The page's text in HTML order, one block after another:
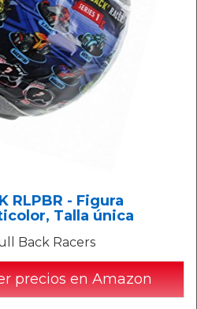
RLPBR - Figura
Talla única
Back Racers
precios en Amazon